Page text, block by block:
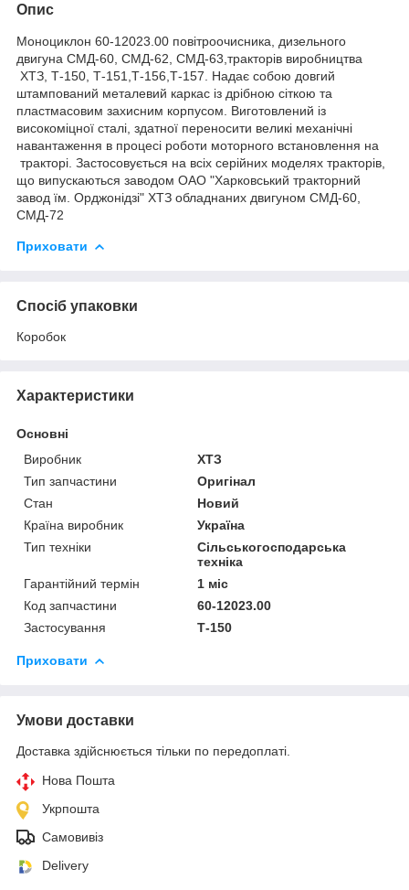
Опис
Моноциклон 60-12023.00 повітроочисника, дизельного
двигуна СМД-60, СМД-62, СМД-63,тракторів виробництва
ХТЗ, Т-150, Т-151,Т-156,Т-157. Надає собою довгий
штампований металевий каркас із дрібною сіткою та
пластмасовим захисним корпусом. Виготовлений із
високоміцної сталі, здатної переносити великі механічні
навантаження в процесі роботи моторного встановлення на
тракторі. Застосовується на всіх серійних моделях тракторів,
що випускаються заводом ОАО "Харковський тракторний
завод їм. Орджонідзі" ХТЗ обладнаних двигуном СМД-60,
СМД-72
Приховати
Спосіб упаковки
Коробок
Характеристики
Основні
Виробник
ХТЗ
Тип запчастини
Оригінал
Стан
Новий
Країна виробник
Україна
Тип техніки
Сільськогосподарська
техніка
Гарантійний термін
1 міс
Код запчастини
60-12023.00
Застосування
Т-150
Приховати
Умови доставки
Доставка здійснюється тільки по передоплаті.
Нова Пошта
Укрпошта
Самовивіз
Delivery